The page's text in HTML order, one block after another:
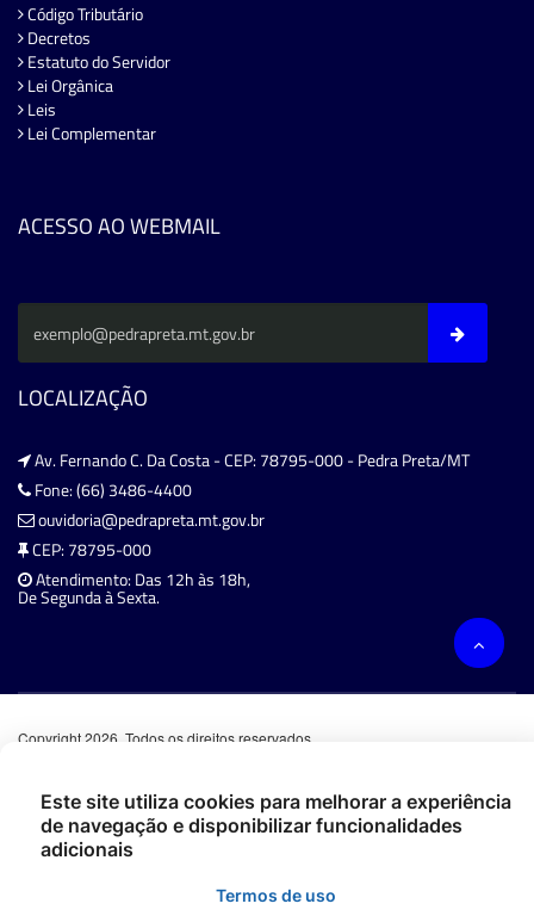
Código Tributário
Decretos
Estatuto do Servidor
Lei Orgânica
Leis
Lei Complementar
ACESSO AO WEBMAIL
LOCALIZAÇÃO
Av. Fernando C. Da Costa - CEP: 78795-000 - Pedra Preta/MT
Fone: (66) 3486-4400
ouvidoria@pedrapreta.mt.gov.br
CEP: 78795-000
Atendimento: Das 12h às 18h,
De Segunda à Sexta.
Copyright 2026. Todos os direitos reservados.
Este site utiliza cookies para melhorar a experiência
de navegação e disponibilizar funcionalidades
adicionais
Termos de uso